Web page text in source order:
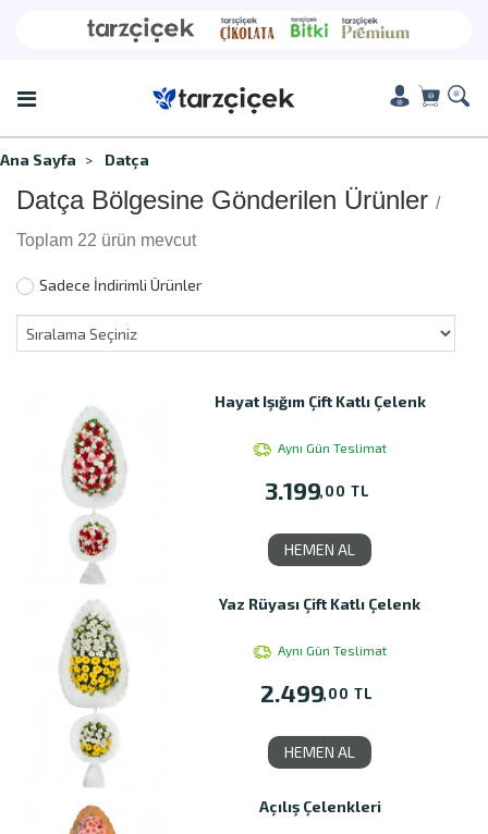
Ana Sayfa Datça
Datça Bölgesine Gönderilen Ürünler /
Toplam 22 ürün mevcut
Sadece İndirimli Ürünler
Hayat Işığım Çift Katlı Çelenk
Aynı Gün Teslimat
3.199,00 TL
HEMEN AL
Yaz Rüyası Çift Katlı Çelenk
Aynı Gün Teslimat
2.499,00 TL
HEMEN AL
Açılış Çelenkleri